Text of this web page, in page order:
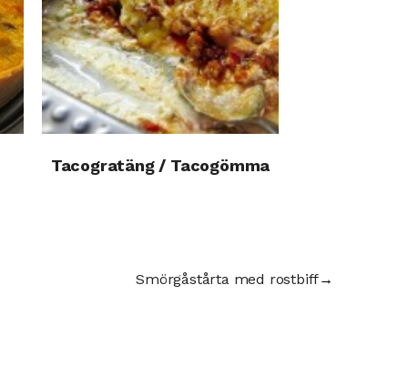
Tacogratäng / Tacogömma
Smörgåstårta med rostbiff→